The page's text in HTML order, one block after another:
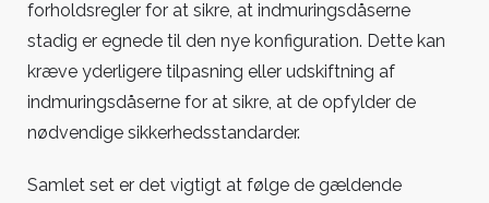
forholdsregler for at sikre, at indmuringsdåserne
stadig er egnede til den nye konfiguration. Dette kan
kræve yderligere tilpasning eller udskiftning af
indmuringsdåserne for at sikre, at de opfylder de
nødvendige sikkerhedsstandarder.
Samlet set er det vigtigt at følge de gældende